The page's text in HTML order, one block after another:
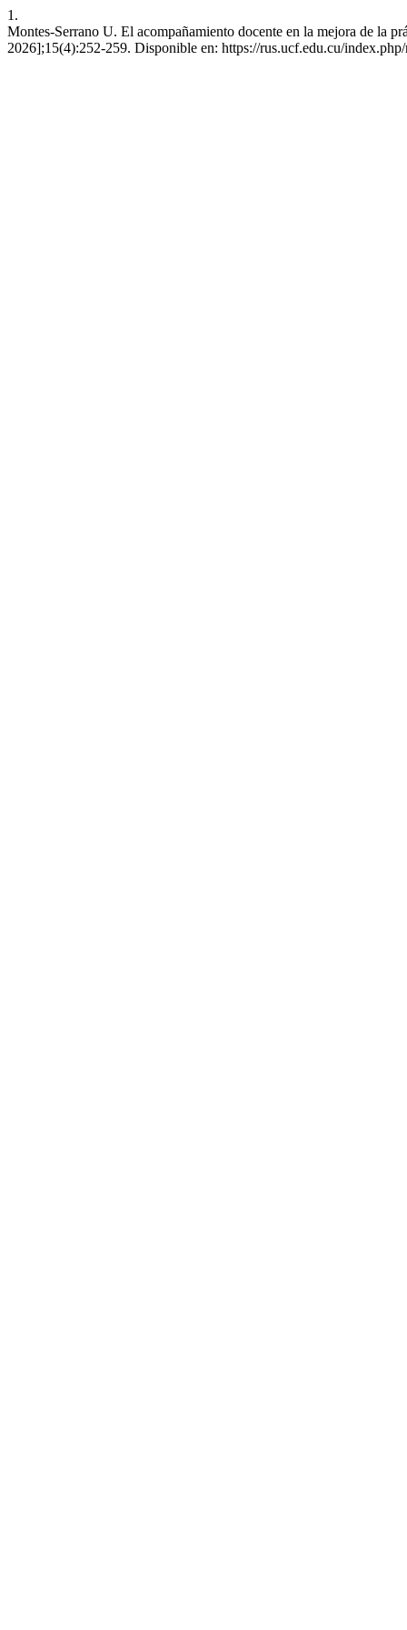
1.
Montes-Serrano U. El acompañamiento docente en la mejora de la
2026];15(4):252-259. Disponible en: https://rus.ucf.edu.cu/